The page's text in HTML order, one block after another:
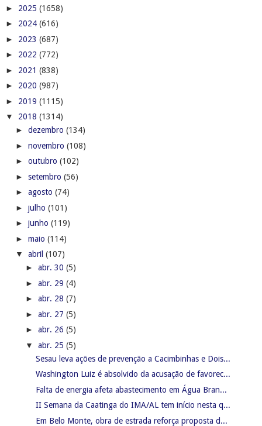
► 2025 (1658)
► 2024 (616)
► 2023 (687)
► 2022 (772)
► 2021 (838)
► 2020 (987)
► 2019 (1115)
▼ 2018 (1314)
► dezembro (134)
► novembro (108)
► outubro (102)
► setembro (56)
► agosto (74)
► julho (101)
► junho (119)
► maio (114)
▼ abril (107)
► abr. 30 (5)
► abr. 29 (4)
► abr. 28 (7)
► abr. 27 (5)
► abr. 26 (5)
▼ abr. 25 (5)
Sesau leva ações de prevenção a Cacimbinhas e Dois...
Washington Luiz é absolvido da acusação de favorec...
Falta de energia afeta abastecimento em Água Bran...
II Semana da Caatinga do IMA/AL tem início nesta q...
Em Belo Monte, obra de estrada reforça proposta d...